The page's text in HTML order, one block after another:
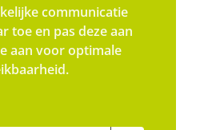
communicatie
toe en pas deze aan
aan voor optimale